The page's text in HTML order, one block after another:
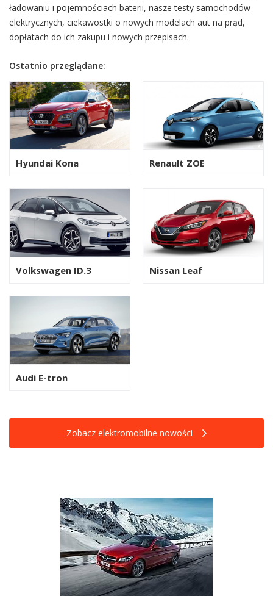
ładowaniu i pojemnościach baterii, nasze testy samochodów
elektrycznych, ciekawostki o nowych modelach aut na prąd,
dopłatach do ich zakupu i nowych przepisach.
Ostatnio przeglądane:
Hyundai Kona Renault ZOE
Volkswagen ID.3 Nissan Leaf
Audi E-tron
Zobacz elektromobilne nowości